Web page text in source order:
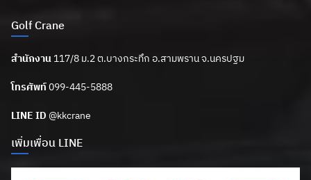
Golf Crane
สำนักงาน 117/8 ม.2 ต.บางกระทึก อ.สามพราน จ.นครปฐม
โทรศัพท์099-445-5888
LINE ID @kkcrane
เพิ่มเพื่อน LINE